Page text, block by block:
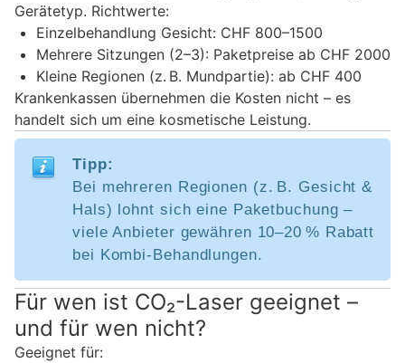
Gerätetyp. Richtwerte:
Einzelbehandlung Gesicht: CHF 800–1500
Mehrere Sitzungen (2–3): Paketpreise ab CHF 2000
Kleine Regionen (z. B. Mundpartie): ab CHF 400
Krankenkassen übernehmen die Kosten nicht – es
handelt sich um eine kosmetische Leistung.
Tipp:
Bei mehreren Regionen (z. B. Gesicht &
Hals) lohnt sich eine Paketbuchung –
viele Anbieter gewähren 10–20 % Rabatt
bei Kombi-Behandlungen.
Für wen ist CO₂-Laser geeignet –
und für wen nicht?
Geeignet für: